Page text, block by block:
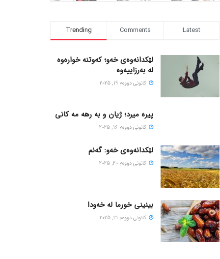
Trending Comments Latest
لێکدانەوەی خەو؛ کەوتنە خوارەوە
لە بەرزاییەوە
كانونی دووه‌م 19, 2025
پیره میرد؛ ژیان و به رهه مه کانی
كانونی دووه‌م 16, 2025
لێکدانەوەی خەو: گەنم
كانونی دووه‌م 20, 2025
بینینی خورما لە خەودا
كانونی دووه‌م 21, 2025